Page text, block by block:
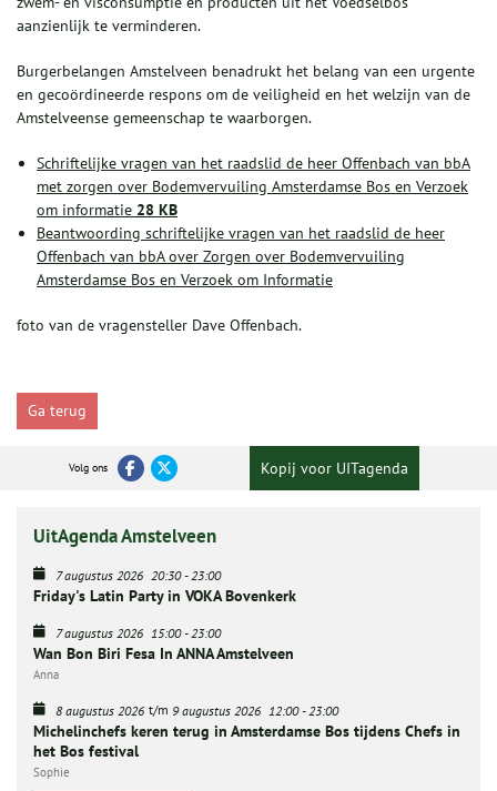
aanzienlijk te verminderen.
Burgerbelangen Amstelveen benadrukt het belang van een urgente
en gecoördineerde respons om de veiligheid en het welzijn van de
Amstelveense gemeenschap te waarborgen.
Schriftelijke vragen van het raadslid de heer Offenbach van bbA
met zorgen over Bodemvervuiling Amsterdamse Bos en Verzoek
om informatie 28 KB
Beantwoording schriftelijke vragen van het raadslid de heer
Offenbach van bbA over Zorgen over Bodemvervuiling
Amsterdamse Bos en Verzoek om Informatie
foto van de vragensteller Dave Offenbach.
Ga terug
Volg ons Kopij voor UITagenda
UitAgenda Amstelveen
7 augustus 2026 20:30-23:00
Friday's Latin Party in VOKA Bovenkerk
7 augustus 2026 15:00-23:00
Wan Bon Biri Fesa In ANNA Amstelveen
Anna
8 augustus 2026 t/m 9 augustus 2026 12:00-23:00
Michelinchefs keren terug in Amsterdamse Bos tijdens Chefs in
het Bos festival
Sophie